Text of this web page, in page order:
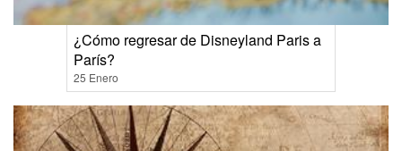
¿Cómo regresar de Disneyland Paris a
París?
25 Enero